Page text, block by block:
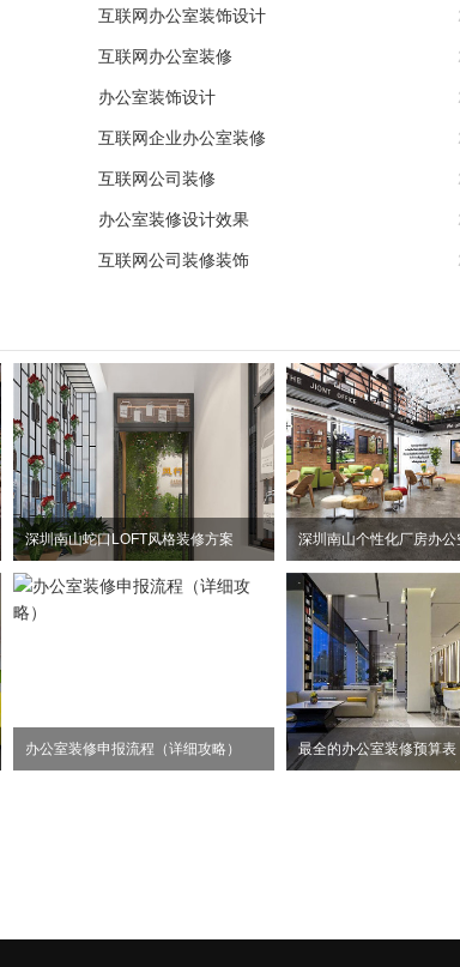
互联网办公室装饰设计
互联网办公室装修
办公室装饰设计
互联网企业办公室装修
互联网公司装修
办公室装修设计效果
互联网公司装修装饰
深圳南山蛇口LOFT风格装修方案
办公室装修申报流程（详细攻略） 最全的办公室装修预算表